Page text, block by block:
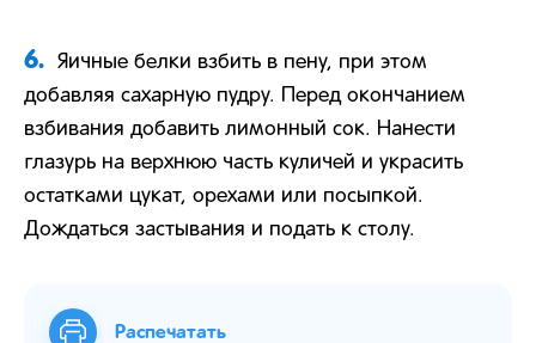
6.
Яичные белки взбить в пену, при этом
добавляя сахарную пудру. Перед окончанием
взбивания добавить лимонный сок. Нанести
глазурь на верхнюю часть куличей и украсить
остатками цукат, орехами или посыпкой.
Дождаться застывания и подать к столу.
Распечатать